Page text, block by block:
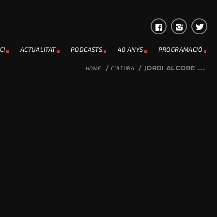
ACTUALITAT PODCASTS 40 ANYS PROGRAMACIÓ
HOME / CULTURA / JORDI ALCOBÉ ...